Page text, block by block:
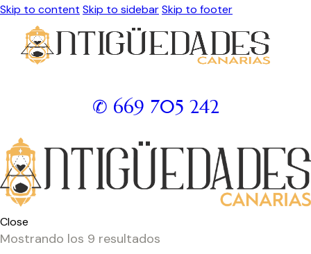
Skip to content Skip to sidebarSkip to footer
✆ 669 705 242
Close
Mostrando los 9 resultados